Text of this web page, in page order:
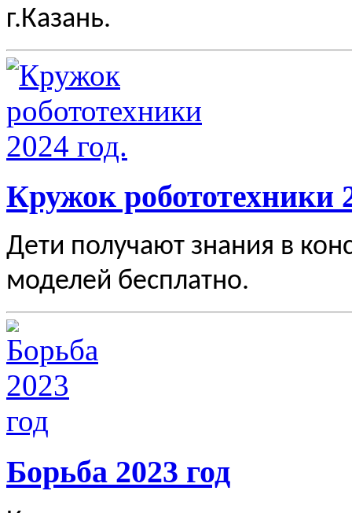
г.Казань.
Кружок робототехники
Дети получают знания в
моделей бесплатно.
Борьба 2023 год